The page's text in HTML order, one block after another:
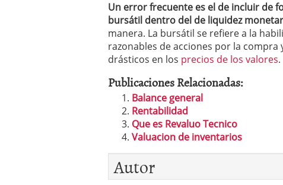
Un error frecuente es el de incluir de
bursátil dentro del de liquidez
manera. La bursátil se refiere a la
razonables de acciones por la
drásticos en los precios de los valores.
Publicaciones Relacionadas:
Balance general
Rentabilidad
Que es Revaluo Tecnico
Valuacion de inventarios
Autor